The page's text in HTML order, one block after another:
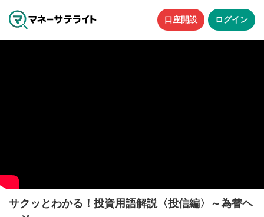
口座開設 ログイン
サクッとわかる！投資用語解説〈投信編〉～為替ヘ